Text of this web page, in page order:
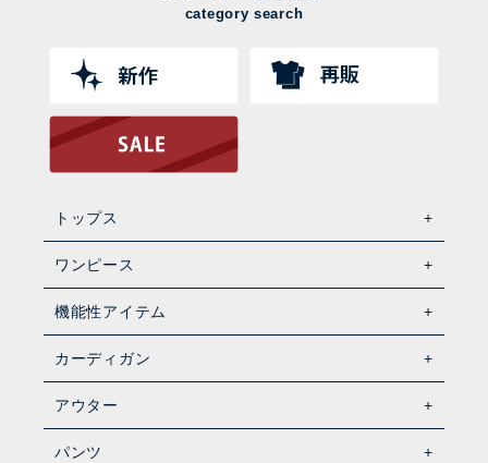
category search
トップス
ワンピース
機能性アイテム
カーディガン
アウター
パンツ